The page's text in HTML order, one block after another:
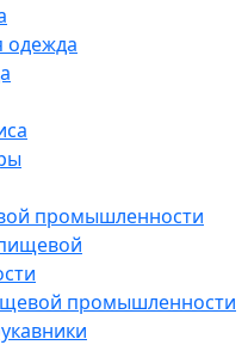
одежда
промышленности
промышленности